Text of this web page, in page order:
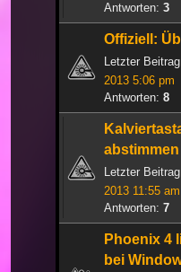
Antworten: 3
Offiziell:
Letzter
2013 5:06 pm
Antworten: 8
abstimmen
Letzter
2013 11:55 am
Antworten: 7
Phoenix 4
bei